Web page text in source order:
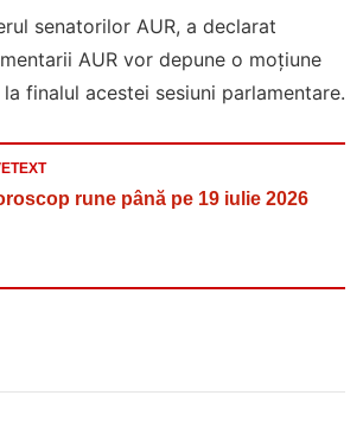
senatorilor AUR, a declarat
AUR vor depune o moțiune
finalul acestei sesiuni parlamentare.
rune până pe 19 iulie 2026